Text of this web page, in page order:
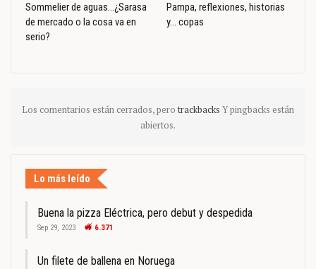
Sommelier de aguas…¿Sarasa
de mercado o la cosa va en
serio?
Pampa, reflexiones, historias
y… copas
Los comentarios están cerrados, pero trackbacks Y pingbacks están
abiertos.
Lo más leído
Buena la pizza Eléctrica, pero debut y despedida
Sep 29, 2023 6.371
Un filete de ballena en Noruega